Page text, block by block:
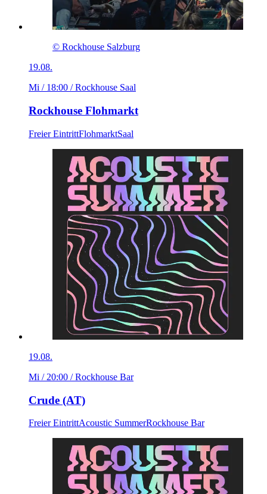
© Rockhouse Salzburg
19.08.
Mi / 18:00 / Rockhouse Saal
Rockhouse Flohmarkt
Freier EintrittFlohmarktSaal
19.08.
Mi / 20:00 / Rockhouse Bar
Crude (AT)
Freier EintrittAcoustic SummerRockhouse Bar